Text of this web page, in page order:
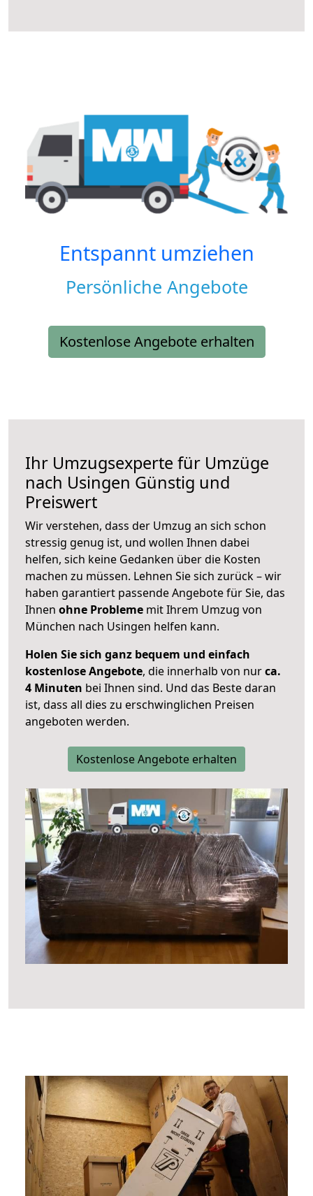
Entspannt umziehen
Persönliche Angebote
Kostenlose Angebote erhalten
Ihr Umzugsexperte für Umzüge
nach Usingen Günstig und
Preiswert
Wir verstehen, dass der Umzug an sich schon
stressig genug ist, und wollen Ihnen dabei
helfen, sich keine Gedanken über die Kosten
machen zu müssen. Lehnen Sie sich zurück – wir
haben garantiert passende Angebote für Sie, das
Ihnen ohne Probleme mit Ihrem Umzug von
München nach Usingen helfen kann.
Holen Sie sich ganz bequem und einfach
kostenlose Angebote, die innerhalb von nurca.
4 Minuten bei Ihnen sind. Und das Beste daran
ist, dass all dies zu erschwinglichen Preisen
angeboten werden.
Kostenlose Angebote erhalten